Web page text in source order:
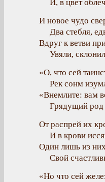
И, в цвет
И новое чудо
Два стебля,
Вдруг к ветви
Увяли,
«О, что сей
Рек сонм
«Внемлите: вам
Грядущий род
От распрей их
И в крови
Один лишь из
Свой
«Но что сей